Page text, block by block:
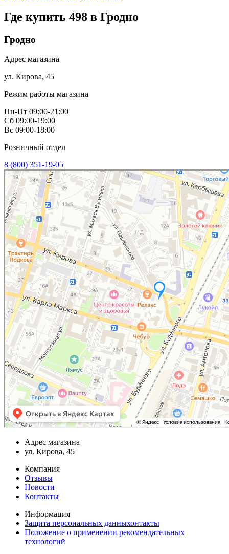
Где купить 498 в Гродно
Гродно
Адрес магазина
ул. Кирова, 45
Режим работы магазина
Пн-Пт 09:00-21:00
Сб 09:00-19:00
Вс 09:00-18:00
Розничный отдел
8 (800) 351-19-05
Адрес магазина
ул. Кирова, 45
Компания
Отзывы
Новости
Контакты
Информация
Защита персональных данныхонтакты
Положение о применении рекомендательных
технологий